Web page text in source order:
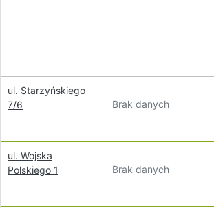
ul. Starzyńskiego
7/6
Brak danych
ul. Wojska
Polskiego 1
Brak danych